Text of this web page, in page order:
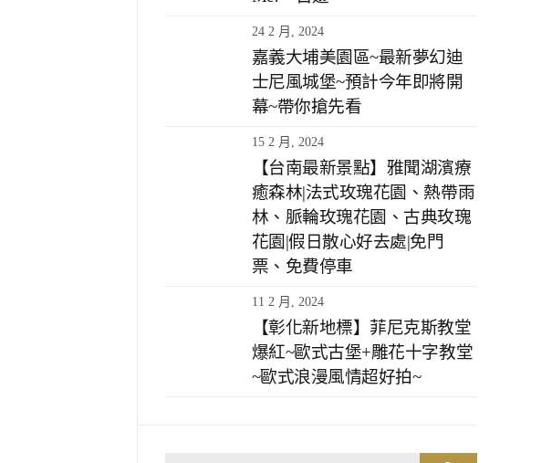
24 2 月, 2024
嘉義大埔美園區~最新夢幻迪
士尼風城堡~預計今年即將開
幕~帶你搶先看
15 2 月, 2024
【台南最新景點】雅聞湖濱療
癒森林|法式玫瑰花園、熱帶雨
林、脈輪玫瑰花園、古典玫瑰
花園|假日散心好去處|免門
票、免費停車
11 2 月, 2024
【彰化新地標】菲尼克斯教堂
爆紅~歐式古堡+雕花十字教堂
~歐式浪漫風情超好拍~